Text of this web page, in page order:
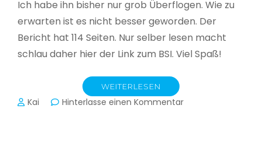
Ich habe ihn bisher nur grob Überflogen. Wie zu
erwarten ist es nicht besser geworden. Der
Bericht hat 114 Seiten. Nur selber lesen macht
schlau daher hier der Link zum BSI. Viel Spaß!
WEITERLESEN
Kai Hinterlasse einen Kommentarzu